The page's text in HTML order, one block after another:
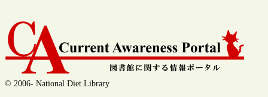
© 2006- National Diet Library